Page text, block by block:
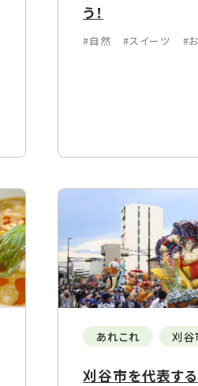
う！
#自然 #スイーツ #
あれこれ 刈谷
刈谷市を代表す